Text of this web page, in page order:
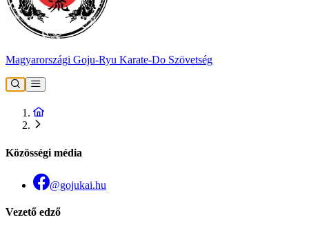
Magyarországi Goju-Ryu Karate-Do Szövetség
Közösségi média
@gojukai.hu
Vezető edző